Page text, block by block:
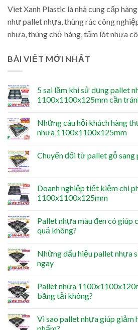
Viet Xanh Plastic là nhà cung cấp
như pallet nhựa, thùng rác công
nhựa, thùng chở hàng, tấm lót nhựa
BÀI VIẾT MỚI NHẤT
5 sai lầm khi sử dụng pallet
1100x1100x125mm cần
Những câu hỏi khách hàng
nhựa 1100x1100x125mm
Chuyển đổi từ pallet gỗ sang
Doanh nghiệp tiết kiệm chi
1100x1100x125mm
Pallet nhựa màu đen có giúp
quả không?
Những dấu hiệu pallet nhựa
ngay
Pallet nhựa
băng tải không?
Vì sao pallet nhựa giúp giảm